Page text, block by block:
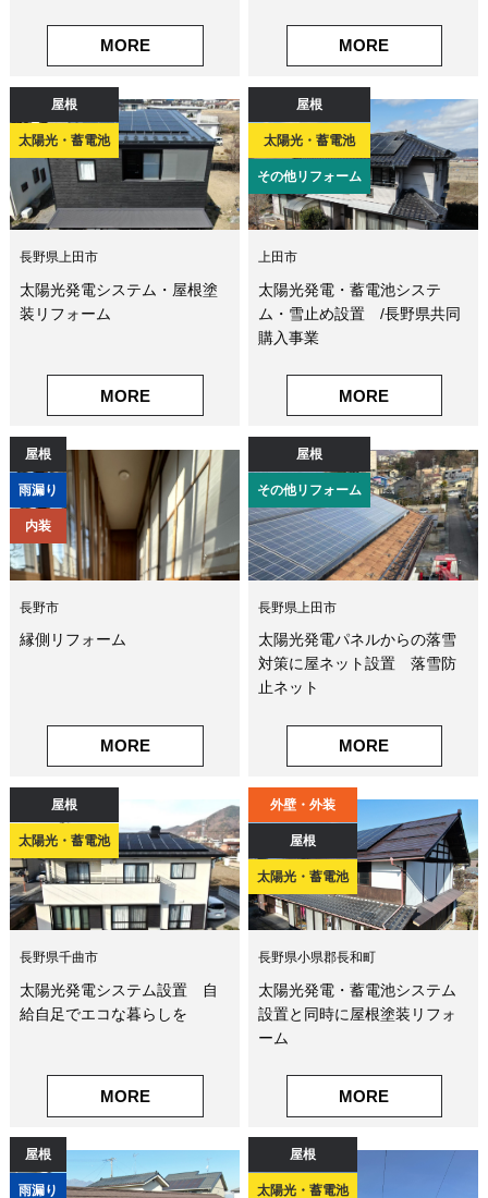
MORE MORE
屋根
太陽光・蓄電池
長野県上田市
太陽光発電システム・屋根塗
装リフォーム
MORE
屋根
太陽光・蓄電池
その他リフォーム
上田市
太陽光発電・蓄電池システ
ム・雪止め設置 /長野県共同
購入事業
MORE
屋根
雨漏り
内装
長野市
縁側リフォーム
MORE
屋根
その他リフォーム
長野県上田市
太陽光発電パネルからの落雪
対策に屋ネット設置 落雪防
止ネット
MORE
屋根
太陽光・蓄電池
長野県千曲市
太陽光発電システム設置 自
給自足でエコな暮らしを
MORE
外壁・外装
屋根
太陽光・蓄電池
長野県小県郡長和町
太陽光発電・蓄電池システム
設置と同時に屋根塗装リフォ
ーム
MORE
屋根
雨漏り
屋根
太陽光・蓄電池